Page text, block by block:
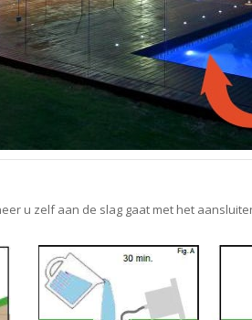
u zelf aan de slag gaat met het